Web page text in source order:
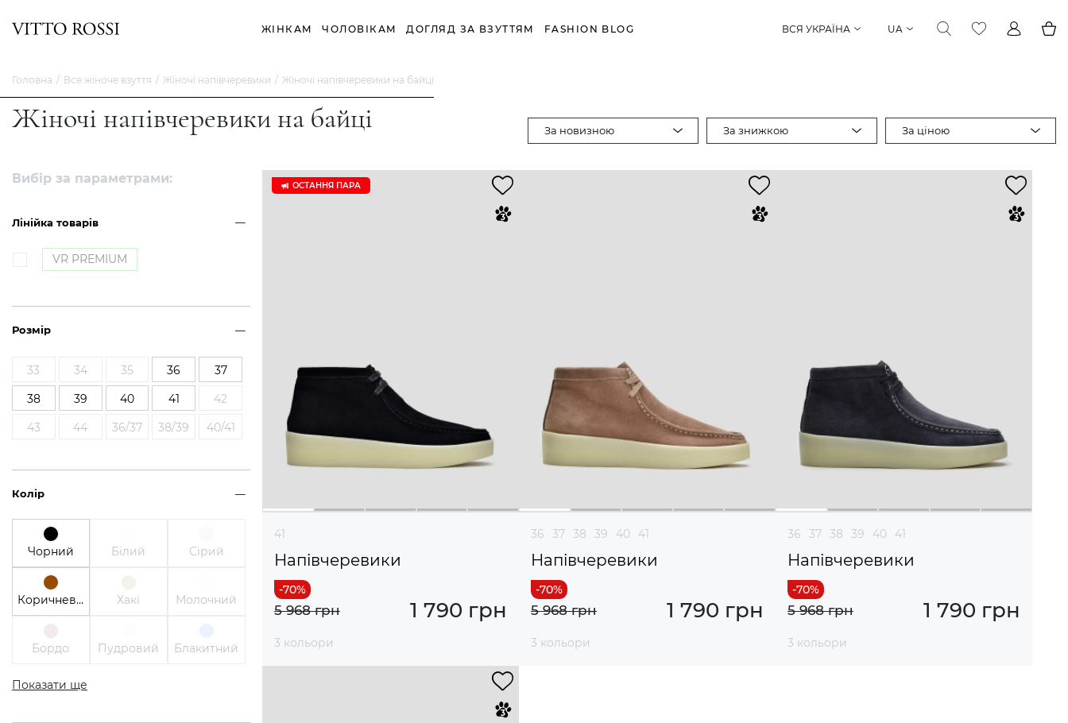
ЖІНКАМ ЧОЛОВІКАМ ДОГЛЯД ЗА ВЗУТТЯМ FASHION BLOG ВСЯ УКРАЇНА UA
Головна Все жіноче взуття Жіночі напівчеревики Жіночі напівчеревики на байці
Жіночі напівчеревики на байці За новизною За знижкою За ціною
Вибір за параметрами:
Лінійка товарів
VR PREMIUM
Розмір
33 34 35 36
37
38
39 40 41
42
43
44 36/37 38/39 40/41
Колір
Чорний Білий Сірий
Коричневий Хакі Молочний
Бордо Пудровий Блакитний
Показати ще
ОСТАННЯ ПАРА
41
Напівчеревики
1 790 грн
5 968 грн
3 кольори
36 37 38 39 40 41
Напівчеревики
1 790 грн
5 968 грн
3 кольори
36 37 38 39 40 41
Напівчеревики
1 790 грн
5 968 грн
3 кольори